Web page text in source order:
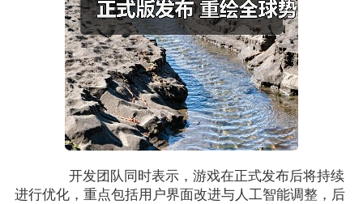
开发团队同时表示，游戏在正式发布后将持续
进行优化，重点包括用户界面改进与人工智能调整，后